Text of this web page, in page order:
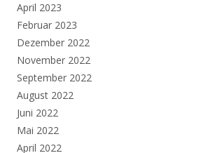
April 2023
Februar 2023
Dezember 2022
November 2022
September 2022
August 2022
Juni 2022
Mai 2022
April 2022